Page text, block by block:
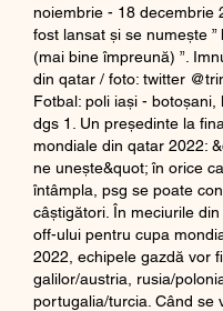
noiembrie - 18 decembrie
fost lansat și se numește ”
(mai bine împreună) ”.
din qatar / foto: twitter
Fotbal: poli iași - botoșani,
dgs 1. Un președinte la
mondiale din qatar 2022:
ne unește&quot; în orice
întâmpla, psg se poate
câștigători. În meciurile
off-ului pentru cupa
2022, echipele gazdă vor
galilor/austria, rusia/
portugalia/turcia. Când se